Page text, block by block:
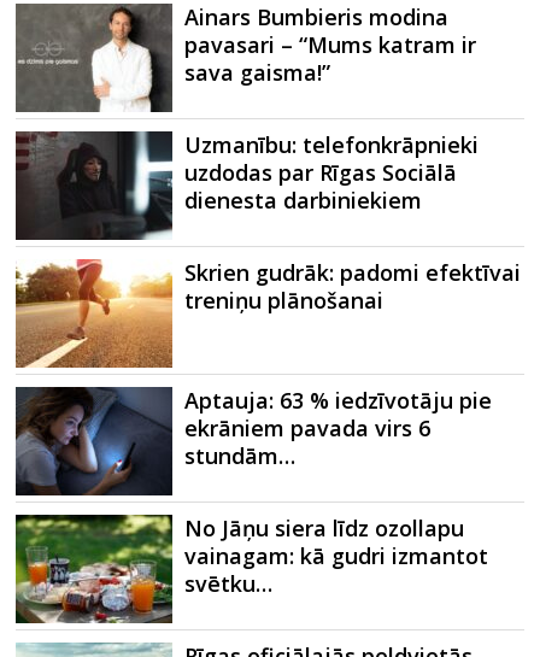
Ainars Bumbieris modina
pavasari – “Mums katram ir
sava gaisma!”
Uzmanību: telefonkrāpnieki
uzdodas par Rīgas Sociālā
dienesta darbiniekiem
Skrien gudrāk: padomi efektīvai
treniņu plānošanai
Aptauja: 63 % iedzīvotāju pie
ekrāniem pavada virs 6
stundām…
No Jāņu siera līdz ozollapu
vainagam: kā gudri izmantot
svētku…